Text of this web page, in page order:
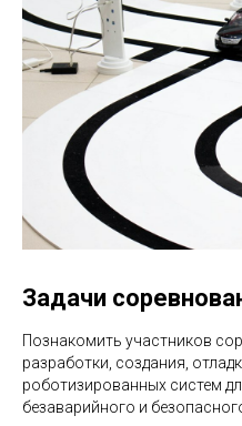
Задачи
Познакомить участников
разработки, создания,
роботизированных систем
безаварийного и